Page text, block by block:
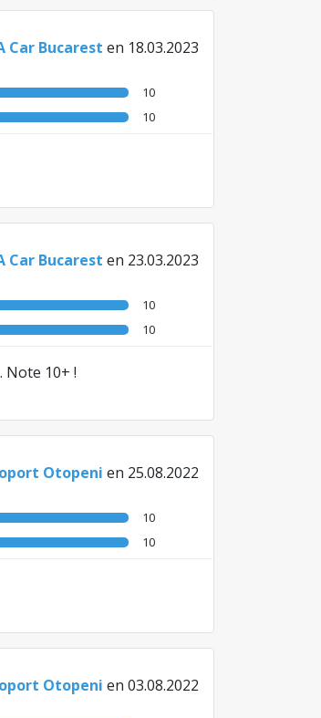
Car Bucarest en 18.03.2023
10
10
Car Bucarest en 23.03.2023
10
10
Note 10+ !
Otopeni en 25.08.2022
10
10
Otopeni en 03.08.2022